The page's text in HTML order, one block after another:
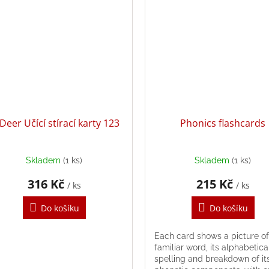
Učící stírací karty 123
Skladem(1 ks)
316 Kč / ks
Do košíku
Phonics flashcards
Skladem(1 ks)
215 Kč / ks
Do košíku
Each card shows a picture
familiar word, its alphabetical
spelling and breakdown of